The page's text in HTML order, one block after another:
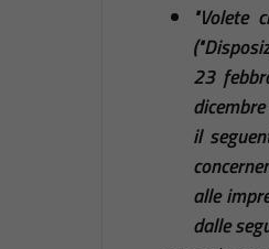
"Volete
23
il
alle
dalle